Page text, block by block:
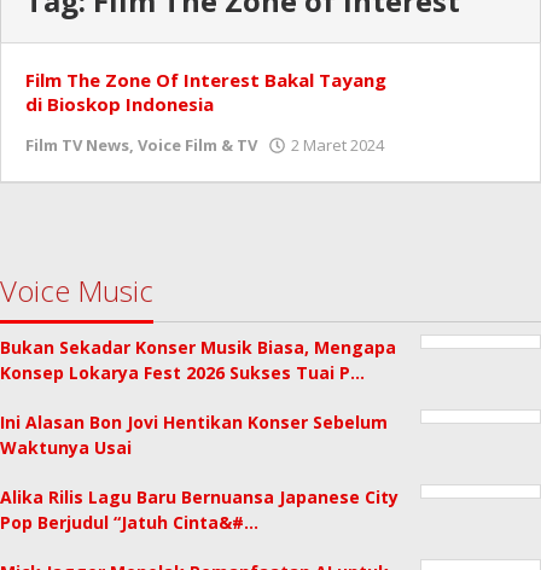
Film The Zone Of Interest Bakal Tayang
di Bioskop Indonesia
Film TV News, Voice Film & TV 2 Maret 2024
Voice Music
Bukan Sekadar Konser Musik Biasa, Mengapa
Konsep Lokarya Fest 2026 Sukses Tuai P…
Ini Alasan Bon Jovi Hentikan Konser Sebelum
Waktunya Usai
Alika Rilis Lagu Baru Bernuansa Japanese City
Pop Berjudul “Jatuh Cinta&#…